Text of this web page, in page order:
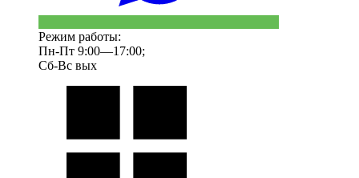
Режим работы:
Пн-Пт 9:00—17:00;
Сб-Вс вых